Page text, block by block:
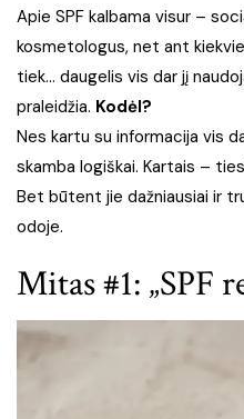
Apie SPF kalbama visur –
kosmetologus, net ant
tiek… daugelis vis dar jį
praleidžia. Kodėl?
Nes kartu su informacija vis
skamba logiškai. Kartais –
Bet būtent jie dažniausiai ir
odoje.
Mitas #1: „SPF